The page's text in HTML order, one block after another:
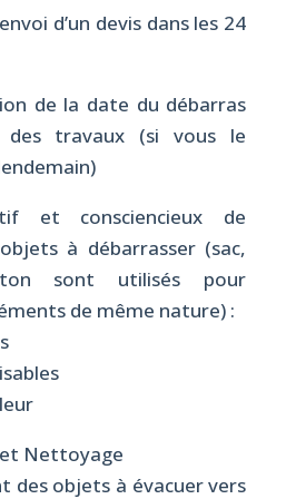
d’un devis dans les 24
de la date du débarras
des travaux (si vous le
et consciencieux de
à débarrasser (sac,
sont utilisés pour
de même nature) :
Nettoyage
objets à évacuer vers